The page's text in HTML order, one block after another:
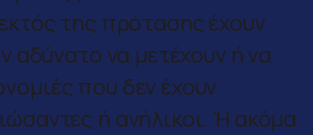
της πρότασης έχουν
αδύνατο να μετέχουν ή να
που δεν έχουν
ή ανήλικοι. Ή ακόμα